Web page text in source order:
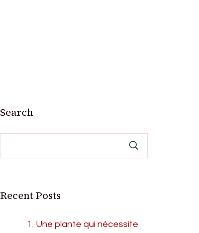
Search
Recent Posts
1. Une plante qui nécessite